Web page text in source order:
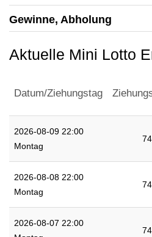
Gewinne, Abholung
Aktuelle Mini Lotto
Datum/Ziehungstag
2026-08-09 22:00
Montag
2026-08-08 22:00
Montag
2026-08-07 22:00